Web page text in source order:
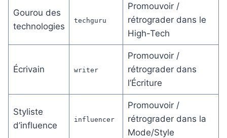
Gourou des
technologies
techguru
Promouvoir /
rétrograder dans le
High-Tech
Écrivain writer
Promouvoir /
rétrograder dans
l’Écriture
Styliste
d’influence
influencer
Promouvoir /
rétrograder dans la
Mode/Style